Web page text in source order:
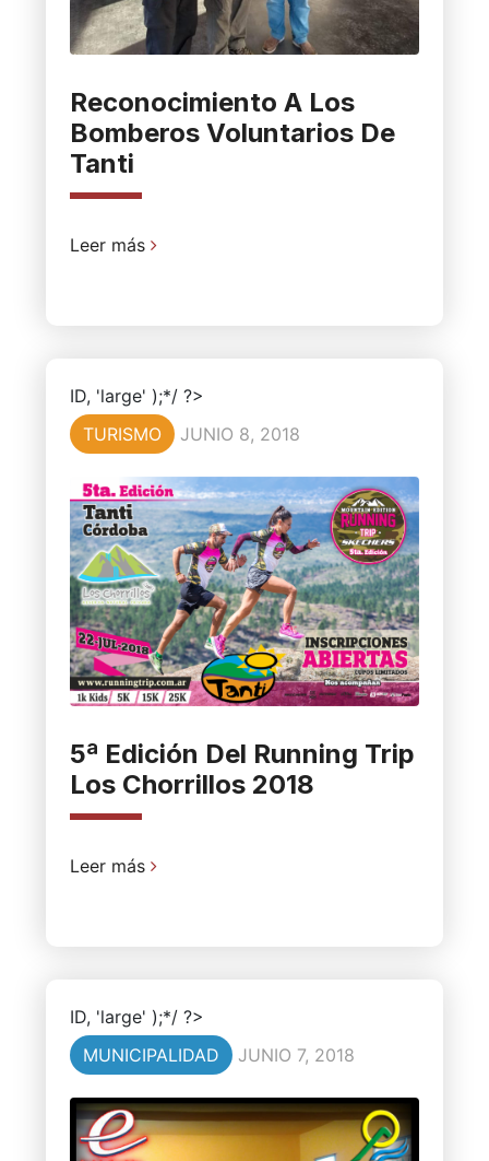
Reconocimiento A Los
Bomberos Voluntarios De
Tanti
Leer más
ID, 'large' );*/ ?>
TURISMO
JUNIO 8, 2018
5ª Edición Del Running Trip
Los Chorrillos 2018
Leer más
ID, 'large' );*/ ?>
MUNICIPALIDAD
JUNIO 7, 2018